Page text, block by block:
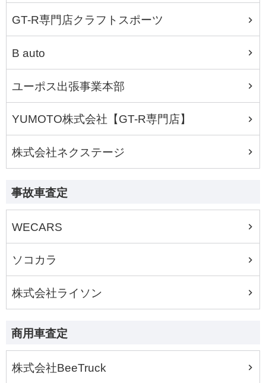
GT-R専門店クラフトスポーツ
B auto
ユーポス出張事業本部
YUMOTO株式会社【GT-R専門店】
株式会社ネクステージ
事故車査定
WECARS
ソコカラ
株式会社ライソン
商用車査定
株式会社BeeTruck